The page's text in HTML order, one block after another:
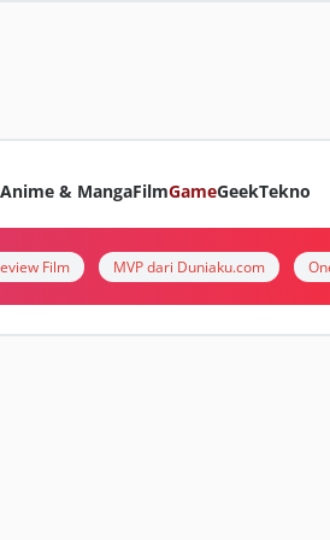
Anime & MangaFilmGameGeekTekno
Film MVP dari Duniaku.com